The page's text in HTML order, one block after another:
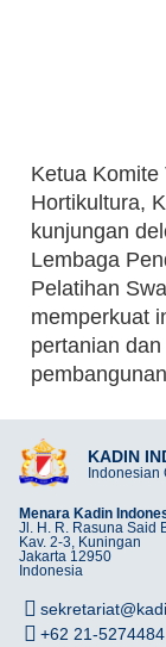
Ketua Komite
Hortikultura,
kunjungan
Lembaga
Pelatihan
memperkuat
pertanian
KADIN
Indonesian
Menara Kadin
Jl. H. R. Rasuna Said
Kav. 2-3, Kuningan
Jakarta 12950
Indonesia
+62 21-5274484